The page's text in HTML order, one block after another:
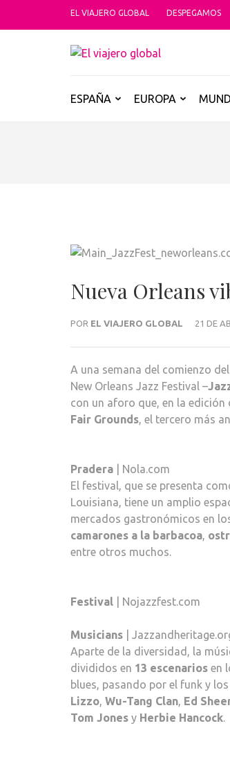
EL VIAJERO GLOBAL DESPEGAMOS
ESPAÑA EUROPA
Nueva Orleans
POR EL VIAJERO GLOBAL 21 DE
A una semana del comienzo del
New Orleans Jazz Festival –
con un aforo que, en la edición
Fair Grounds, el tercero más
Pradera | Nola.com
El festival, que se presenta
Louisiana, tiene un amplio
mercados gastronómicos en
camarones a la barbacoa,
entre otros muchos.
Festival | Nojazzfest.com
Musicians |
Aparte de la diversidad, la
divididos en 13 escenarios en
blues, pasando por el funk y
Lizzo, Wu-Tang Clan, Ed
Tom Jones y Herbie Hancock.